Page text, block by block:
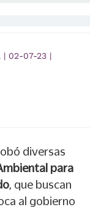
| 02-07-23 |
diversas
para
, que buscan
al gobierno